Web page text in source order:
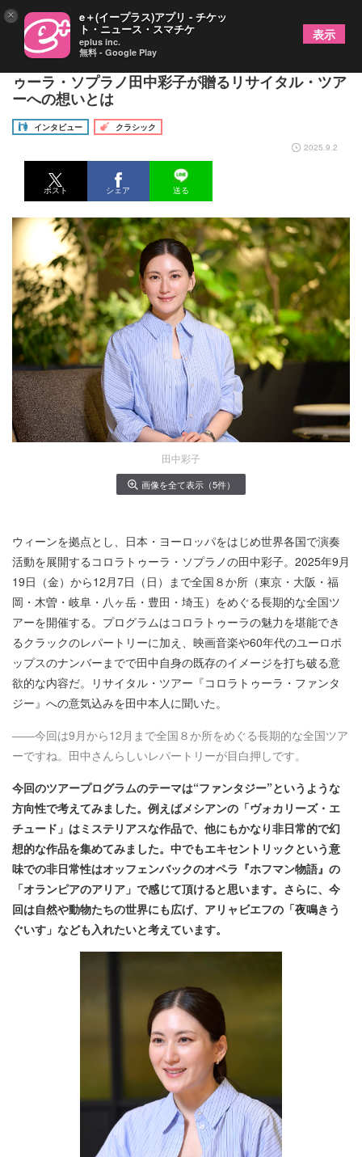
クラシックから名作映画のナンバーまで コロラト
ゥーラ・ソプラノ田中彩子が贈るリサイタル・ツア
ーへの想いとは
インタビュー
クラシック
2025.9.2
ポスト シェア 送る
田中彩子
画像を全て表示（5件）
ウィーンを拠点とし、日本・ヨーロッパをはじめ世界各国で演奏
活動を展開するコロラトゥーラ・ソプラノの田中彩子。2025年9月
19日（金）から12月7日（日）まで全国８か所（東京・大阪・福
岡・木曽・岐阜・八ヶ岳・豊田・埼玉）をめぐる長期的な全国ツ
アーを開催する。プログラムはコロラトゥーラの魅力を堪能でき
るクラックのレパートリーに加え、映画音楽や60年代のユーロポ
ップスのナンバーまでで田中自身の既存のイメージを打ち破る意
欲的な内容だ。リサイタル・ツアー『コロラトゥーラ・ファンタ
ジー』への意気込みを田中本人に聞いた。
――今回は9月から12月まで全国８か所をめぐる長期的な全国ツア
ーですね。田中さんらしいレパートリーが目白押しです。
今回のツアープログラムのテーマは“ファンタジー”というような
方向性で考えてみました。例えばメシアンの「ヴォカリーズ・エ
チュード」はミステリアスな作品で、他にもかなり非日常的で幻
想的な作品を集めてみました。中でもエキセントリックという意
味での非日常性はオッフェンバックのオペラ『ホフマン物語』の
「オランピアのアリア」で感じて頂けると思います。さらに、今
回は自然や動物たちの世界にも広げ、アリャビエフの「夜鳴きう
ぐいす」なども入れたいと考えています。
× e＋(イープラス)アプリ - チケッ
ト・ニュース・スマチケ
eplus inc.
無料 - Google Play
表示